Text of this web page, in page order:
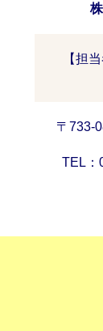
【担
〒733-
TEL：